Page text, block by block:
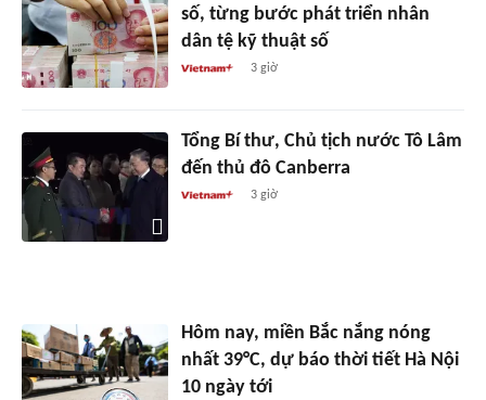
số, từng bước phát triển nhân
dân tệ kỹ thuật số
3 giờ
Tổng Bí thư, Chủ tịch nước Tô Lâm
đến thủ đô Canberra
3 giờ
Hôm nay, miền Bắc nắng nóng
nhất 39°C, dự báo thời tiết Hà Nội
10 ngày tới